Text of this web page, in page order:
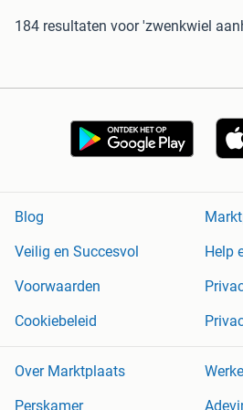
184 resultaten voor 'zwenkwiel
Blog
Veilig en Succesvol
Help
Voorwaarden
Cookiebeleid
Over Marktplaats
Perskamer